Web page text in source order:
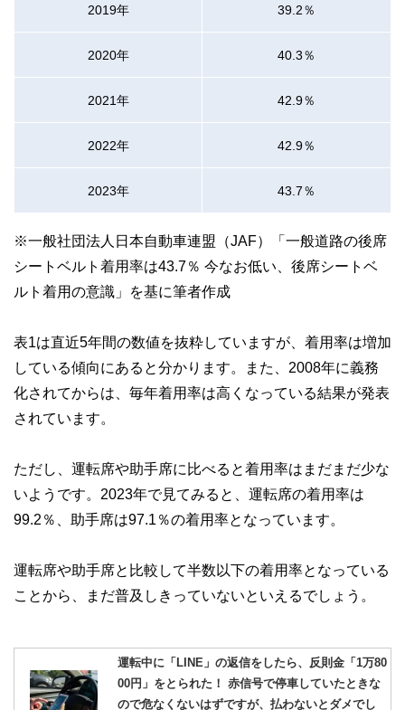
2019年 39.2％
2020年 40.3％
2021年 42.9％
2022年 42.9％
2023年 43.7％
※一般社団法人日本自動車連盟（JAF）「一般道路の後席
シートベルト着用率は43.7％ 今なお低い、後席シートベ
ルト着用の意識」を基に筆者作成
表1は直近5年間の数値を抜粋していますが、着用率は増加
している傾向にあると分かります。また、2008年に義務
化されてからは、毎年着用率は高くなっている結果が発表
されています。
ただし、運転席や助手席に比べると着用率はまだまだ少な
いようです。2023年で見てみると、運転席の着用率は
99.2％、助手席は97.1％の着用率となっています。
運転席や助手席と比較して半数以下の着用率となっている
ことから、まだ普及しきっていないといえるでしょう。
運転中に「LINE」の返信をしたら、反則金「1万80
00円」をとられた！ 赤信号で停車していたときな
ので危なくないはずですが、払わないとダメでし